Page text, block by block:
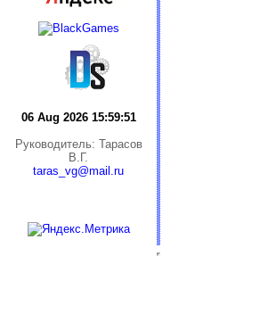
06 Aug 2026 15:59:51
Руководитель: Тарасов
В.Г.
taras_vg@mail.ru